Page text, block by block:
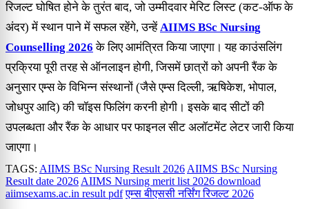
रिजल्ट घोषित होने के तुरंत बाद, जो उम्मीदवार मेरिट लिस्ट (कट-ऑफ के
अंदर) में स्थान पाने में सफल रहेंगे, उन्हेंAIIMS BSc Nursing
Counselling 2026 के लिए आमंत्रित किया जाएगा। यह काउंसलिंग
प्रक्रिया पूरी तरह से ऑनलाइन होगी, जिसमें छात्रों को अपनी रैंक के
अनुसार एम्स के विभिन्न संस्थानों (जैसे एम्स दिल्ली, ऋषिकेश, भोपाल,
जोधपुर आदि) की चॉइस फिलिंग करनी होगी। इसके बाद सीटों की
उपलब्धता और रैंक के आधार पर फाइनल सीट अलॉटमेंट लेटर जारी किया
जाएगा।
TAGS: AIIMS BSc Nursing Result 2026 AIIMS BSc Nursing
Result date 2026 AIIMS Nursing merit list 2026 download
aiimsexams.ac.in result pdf एम्स बीएससी नर्सिंग रिजल्ट 2026